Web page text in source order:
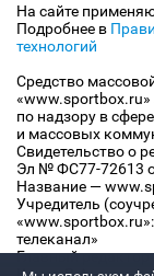
На сайте
Подробнее в
технологий
Средство
«www.sportbox.ru»
по надзору в
и массовых
Свидетельство о
Эл № ФС77-72613
Название —
Учредитель
телеканал»
Главный